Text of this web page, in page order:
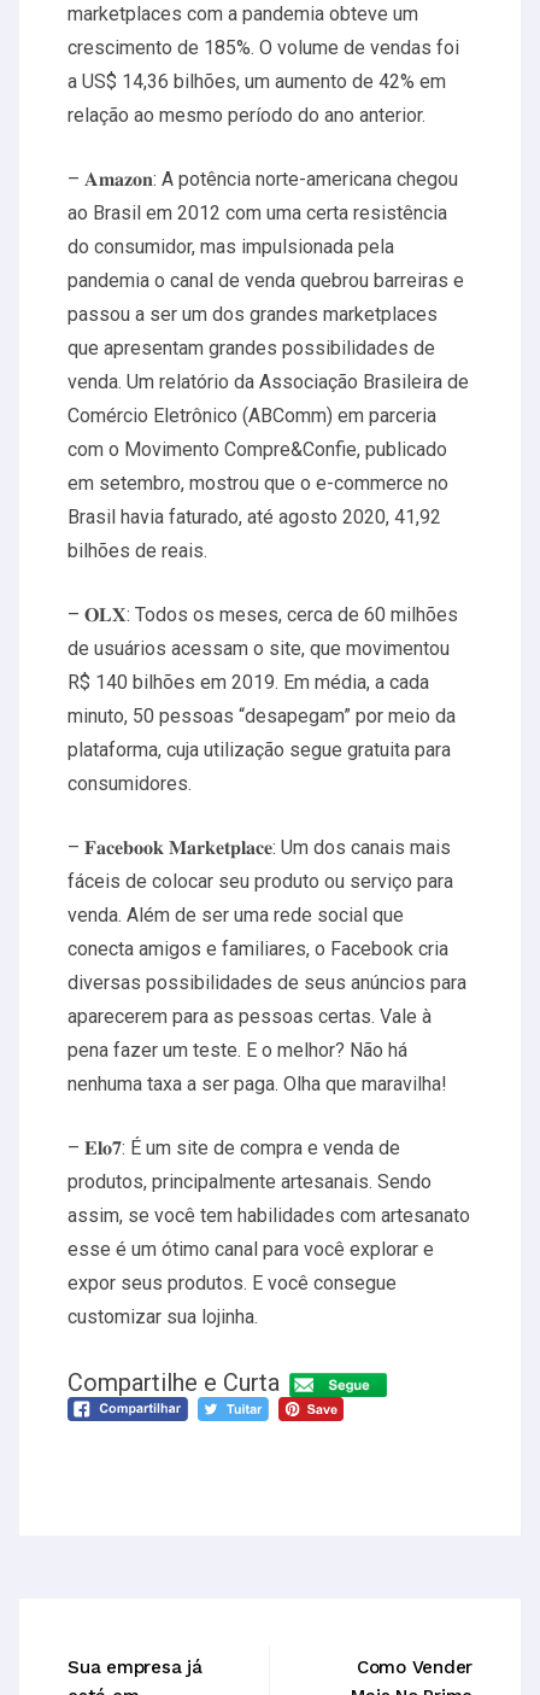
marketplaces com a pandemia obteve um
crescimento de 185%. O volume de vendas foi
a US$ 14,36 bilhões, um aumento de 42% em
relação ao mesmo período do ano anterior.
– 𝐀𝐦𝐚𝐳𝐨𝐧: A potência norte-americana chegou
ao Brasil em 2012 com uma certa resistência
do consumidor, mas impulsionada pela
pandemia o canal de venda quebrou barreiras e
passou a ser um dos grandes marketplaces
que apresentam grandes possibilidades de
venda. Um relatório da Associação Brasileira de
Comércio Eletrônico (ABComm) em parceria
com o Movimento Compre&Confie, publicado
em setembro, mostrou que o e-commerce no
Brasil havia faturado, até agosto 2020, 41,92
bilhões de reais.
– 𝐎𝐋𝐗: Todos os meses, cerca de 60 milhões
de usuários acessam o site, que movimentou
R$ 140 bilhões em 2019. Em média, a cada
minuto, 50 pessoas “desapegam” por meio da
plataforma, cuja utilização segue gratuita para
consumidores.
– 𝐅𝐚𝐜𝐞𝐛𝐨𝐨𝐤 𝐌𝐚𝐫𝐤𝐞𝐭𝐩𝐥𝐚𝐜𝐞: Um dos canais mais
fáceis de colocar seu produto ou serviço para
venda. Além de ser uma rede social que
conecta amigos e familiares, o Facebook cria
diversas possibilidades de seus anúncios para
aparecerem para as pessoas certas. Vale à
pena fazer um teste. E o melhor? Não há
nenhuma taxa a ser paga. Olha que maravilha!
– 𝐄𝐥𝐨𝟕: É um site de compra e venda de
produtos, principalmente artesanais. Sendo
assim, se você tem habilidades com artesanato
esse é um ótimo canal para você explorar e
expor seus produtos. E você consegue
customizar sua lojinha.
Compartilhe e Curta
Sua empresa já
Como Vender